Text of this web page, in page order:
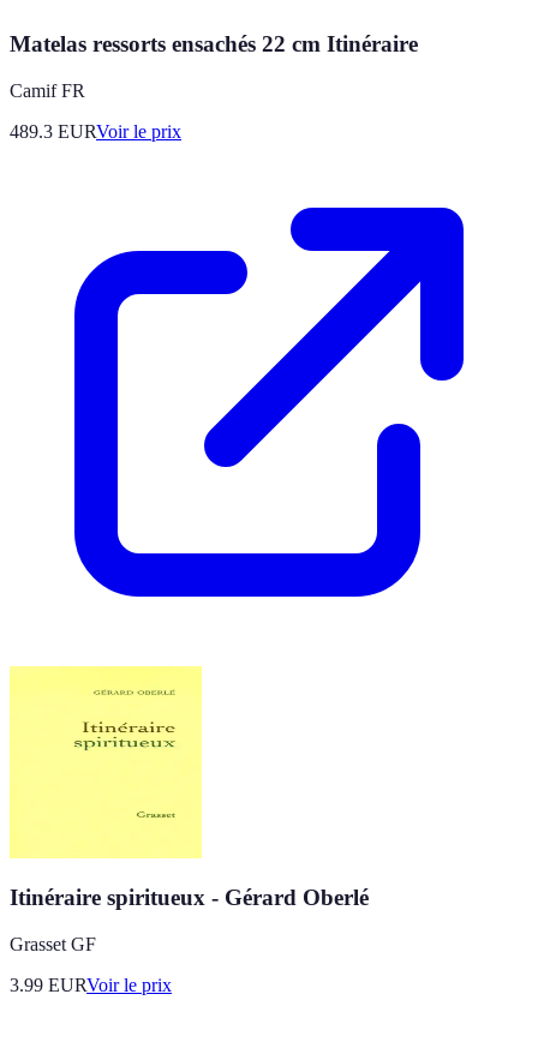
Matelas ressorts ensachés 22 cm Itinéraire
Camif FR
489.3 EURVoir le prix
Itinéraire spiritueux - Gérard Oberlé
Grasset GF
3.99 EURVoir le prix